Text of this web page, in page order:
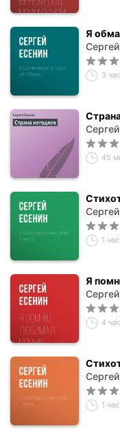
Я
3
45
1
Я
4
1